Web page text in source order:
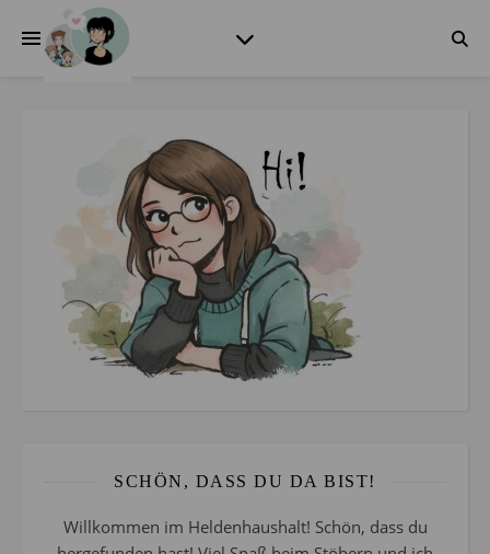
SCHÖN, DASS DU DA BIST!
Willkommen im Heldenhaushalt! Schön, dass du